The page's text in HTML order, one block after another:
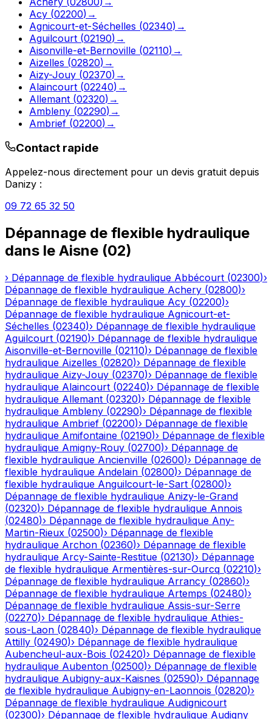
Acy (02200) →
Agnicourt-et-Séchelles (02340) →
Aguilcourt (02190) →
Aisonville-et-Bernoville (02110) →
Aizelles (02820) →
Aizy-Jouy (02370) →
Alaincourt (02240) →
Allemant (02320) →
Ambleny (02290) →
Ambrief (02200) →
Contact rapide
Appelez-nous directement pour un devis gratuit depuis
Danizy :
09 72 65 32 50
Dépannage de flexible hydraulique
dans le Aisne (02)
› Dépannage de flexible hydraulique Abbécourt (02300)›
Dépannage de flexible hydraulique Achery (02800)›
Dépannage de flexible hydraulique Acy (02200)›
Dépannage de flexible hydraulique Agnicourt-et-
Séchelles (02340)› Dépannage de flexible hydraulique
Aguilcourt (02190)› Dépannage de flexible hydraulique
Aisonville-et-Bernoville (02110)› Dépannage de flexible
hydraulique Aizelles (02820)› Dépannage de flexible
hydraulique Aizy-Jouy (02370)› Dépannage de flexible
hydraulique Alaincourt (02240)› Dépannage de flexible
hydraulique Allemant (02320)› Dépannage de flexible
hydraulique Ambleny (02290)› Dépannage de flexible
hydraulique Ambrief (02200)› Dépannage de flexible
hydraulique Amifontaine (02190)› Dépannage de flexible
hydraulique Amigny-Rouy (02700)› Dépannage de
flexible hydraulique Ancienville (02600)› Dépannage de
flexible hydraulique Andelain (02800)› Dépannage de
flexible hydraulique Anguilcourt-le-Sart (02800)›
Dépannage de flexible hydraulique Anizy-le-Grand
(02320)› Dépannage de flexible hydraulique Annois
(02480)› Dépannage de flexible hydraulique Any-
Martin-Rieux (02500)› Dépannage de flexible
hydraulique Archon (02360)› Dépannage de flexible
hydraulique Arcy-Sainte-Restitue (02130)› Dépannage
de flexible hydraulique Armentières-sur-Ourcq (02210)›
Dépannage de flexible hydraulique Arrancy (02860)›
Dépannage de flexible hydraulique Artemps (02480)›
Dépannage de flexible hydraulique Assis-sur-Serre
(02270)› Dépannage de flexible hydraulique Athies-
sous-Laon (02840)› Dépannage de flexible hydraulique
Attilly (02490)› Dépannage de flexible hydraulique
Aubencheul-aux-Bois (02420)› Dépannage de flexible
hydraulique Aubenton (02500)› Dépannage de flexible
hydraulique Aubigny-aux-Kaisnes (02590)› Dépannage
de flexible hydraulique Aubigny-en-Laonnois (02820)›
Dépannage de flexible hydraulique Audignicourt
(02300)› Dépannage de flexible hydraulique Audigny